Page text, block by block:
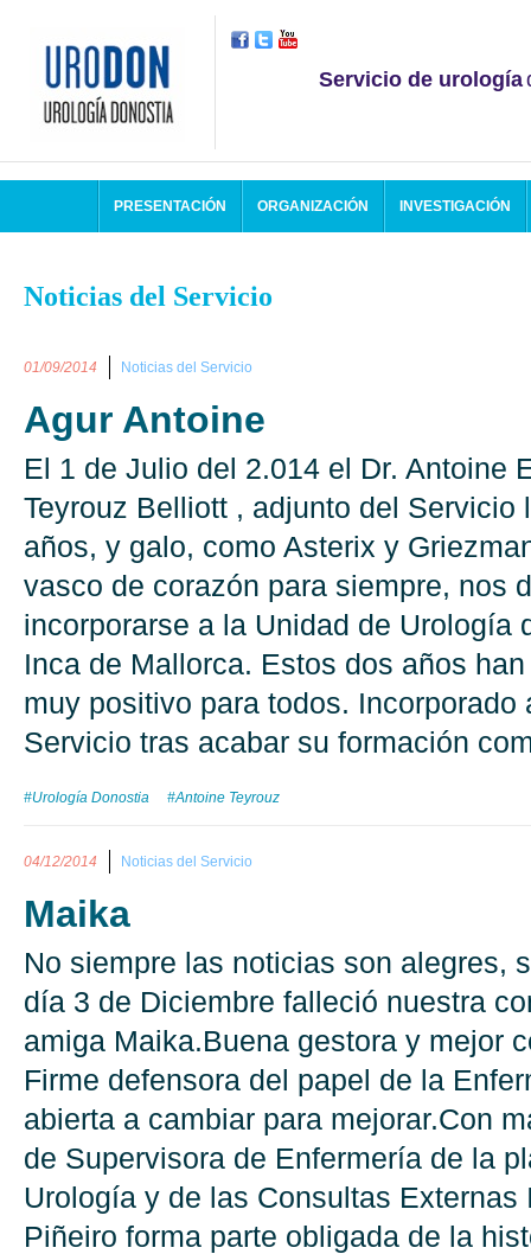
Servicio de urología
PRESENTACIÓN ORGANIZACIÓN INVESTIGACIÓN
Noticias del Servicio
01/09/2014 Noticias del Servicio
Agur Antoine
El 1 de Julio del 2.014 el Dr. Antoine
Teyrouz Belliott , adjunto del Servicio
años, y galo, como Asterix y
vasco de corazón para siempre, nos
incorporarse a la Unidad de Urología
Inca de Mallorca. Estos dos años
muy positivo para todos. Incorporado
Servicio tras acabar su formación
#Urología Donostia #Antoine Teyrouz
04/12/2014 Noticias del Servicio
Maika
No siempre las noticias son alegres,
día 3 de Diciembre falleció nuestra
amiga Maika.Buena gestora y mejor
Firme defensora del papel de la
abierta a cambiar para mejorar.Con
de Supervisora de Enfermería de la
Urología y de las Consultas
Piñeiro forma parte obligada de la